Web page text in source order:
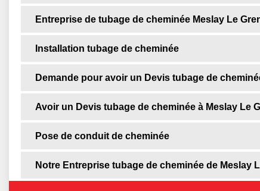
Entreprise de tubage de cheminée Meslay Le
Installation tubage de cheminée
Demande pour avoir un Devis tubage de
Avoir un Devis tubage de cheminée à Meslay Le
Pose de conduit de cheminée
Notre Entreprise tubage de cheminée de Meslay